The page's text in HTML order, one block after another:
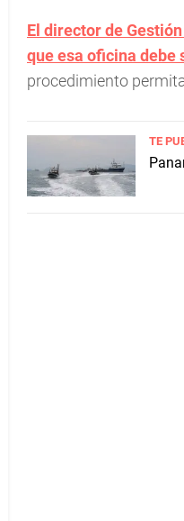
El director de
que esa oficina debe
procedimiento
TE